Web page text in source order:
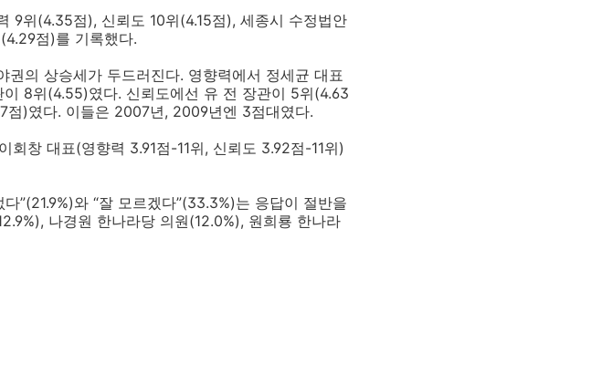
9위(4.35점), 신뢰도 10위(4.15점), 세종시 수정법안
점)를 기록했다.
의 상승세가 두드러진다. 영향력에서 정세균 대표
8위(4.55)였다. 신뢰도에선 유 전 장관이 5위(4.63
)였다. 이들은 2007년, 2009년엔 3점대였다.
창 대표(영향력 3.91점-11위, 신뢰도 3.92점-11위)
”(21.9%)와 “잘 모르겠다”(33.3%)는 응답이 절반을
나경원 한나라당 의원(12.0%), 원희룡 한나라